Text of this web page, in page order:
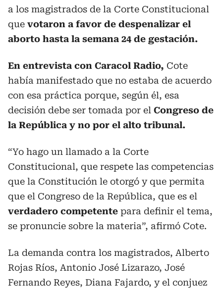
a los magistrados de la Corte Constitucional
que votaron a favor de despenalizar el
aborto hasta la semana 24 de gestación.
En entrevista con Caracol Radio, Cote
había manifestado que no estaba de acuerdo
con esa práctica porque, según él, esa
decisión debe ser tomada por el Congreso de
la República y no por el alto tribunal.
“Yo hago un llamado a la Corte
Constitucional, que respete las competencias
que la Constitución le otorgó y que permita
que el Congreso de la República, que es el
verdadero competente para definir el tema,
se pronuncie sobre la materia”, afirmó Cote.
La demanda contra los magistrados, Alberto
Rojas Ríos, Antonio José Lizarazo, José
Fernando Reyes, Diana Fajardo, y el conjuez